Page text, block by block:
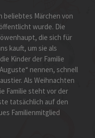
beliebtes Märchen von
wurde. Die
die sich für
kauft, um sie als
Kinder der Familie
nennen, schnell
Als Weihnachten
Familie steht vor der
tatsächlich auf den
Familienmitglied